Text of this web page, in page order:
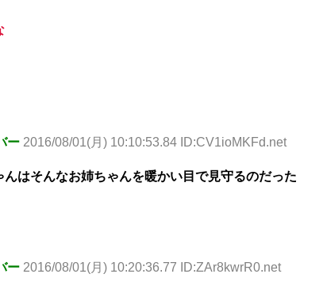
ー 2016/08/01(月) 10:10:53.84 ID:CV1ioMKFd.net
はそんなお姉ちゃんを暖かい目で見守るのだった
ー 2016/08/01(月) 10:20:36.77 ID:ZAr8kwrR0.net